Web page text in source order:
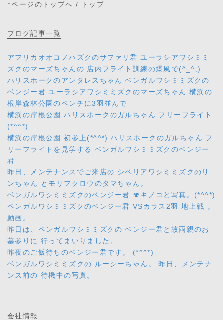
↑ページのトップへ / トップ
ブログ記事一覧
アフリカオオコノハズクのサファリ君 ユーラシアワシミミ
ズクのマーズちゃんの 店内フライト訓練の爆風で(^_^;)
ハリスホークのアンタレスちゃん ベンガルワシミミズクの
ベンジー君 ユーラシアワシミミズクのマーズちゃん 横浜の
根岸森林公園のベンチに3羽並んで
横浜の岸根公園 ハリスホークのガルちゃん フリーフライト
(*^^*)
横浜の岸根公園 初参上(*^^*) ハリスホークのガルちゃん フ
リーフライトを見学する ベンガルワシミミズクのベンジー
君
昨日、メンテナンスでご来店の シベリアワシミミズクのリ
ンちゃん とモリフクロウのタマちゃん。
ベンガルワシミミズクのベンジー君 🍄キノコと写真。(*^^*)
ベンガルワシミミズクのベンジー君 VSカラス2羽 地上戦 。
動画。
昨日は、ベンガルワシミミズクの ベンジー君と故両親のお
墓参りに 行ってまいりました。
昨夜のご飯待ちのベンジー君です。 (*^^*)
ベンガルワシミミズクの ルーシーちゃん。 昨日、メンテナ
ンス前の 待機中の写真。
会社情報